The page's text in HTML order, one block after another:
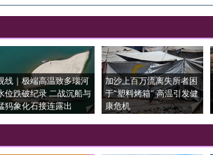
线｜极端高温致多瑙河
位跌破纪录 二战沉船与
犸象化石接连露出
加沙上百万流离失所者困
于“塑料烤箱” 高温引发健
康危机